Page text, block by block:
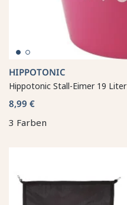
HIPPOTONIC
Hippotonic Stall-Eimer 19 Liter
8,99 €
3 Farben